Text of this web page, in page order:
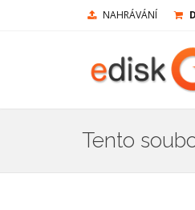
NAHRÁVÁNÍ
Tento